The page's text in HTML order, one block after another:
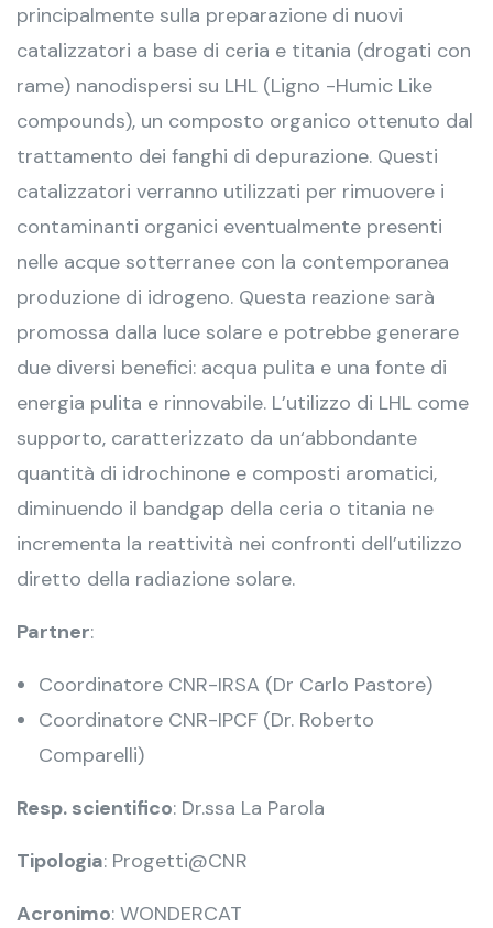
principalmente sulla preparazione di nuovi
catalizzatori a base di ceria e titania (drogati con
rame) nanodispersi su LHL (Ligno -Humic Like
compounds), un composto organico ottenuto dal
trattamento dei fanghi di depurazione. Questi
catalizzatori verranno utilizzati per rimuovere i
contaminanti organici eventualmente presenti
nelle acque sotterranee con la contemporanea
produzione di idrogeno. Questa reazione sarà
promossa dalla luce solare e potrebbe generare
due diversi benefici: acqua pulita e una fonte di
energia pulita e rinnovabile. L’utilizzo di LHL come
supporto, caratterizzato da un‘abbondante
quantità di idrochinone e composti aromatici,
diminuendo il bandgap della ceria o titania ne
incrementa la reattività nei confronti dell’utilizzo
diretto della radiazione solare.
Partner:
Coordinatore CNR-IRSA (Dr Carlo Pastore)
Coordinatore CNR-IPCF (Dr. Roberto
Comparelli)
Resp. scientifico: Dr.ssa La Parola
Tipologia: Progetti@CNR
Acronimo: WONDERCAT